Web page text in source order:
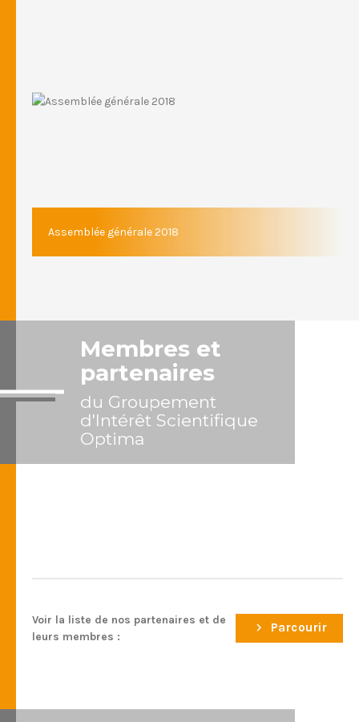
Assemblée générale 2018
Membres et
partenaires
du Groupement
d'Intérêt Scientifique
Optima
Voir la liste de nos partenaires et de
leurs membres :
Parcourir